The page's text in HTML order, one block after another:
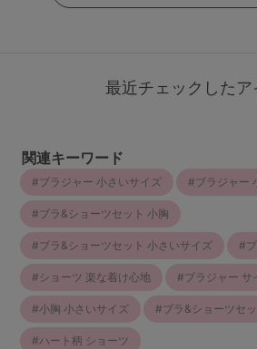
最近チェックしたア
関連キーワード
ブラジャー 小さいサイズ ブラジャー
ブラ&ショーツセット 小胸
ブラ&ショーツセット 小さいサイズ
ショーツ 楽な着け心地 ブラジャー サ
小胸 小さいサイズ ブラ&ショーツセ
ハート柄 ショーツ